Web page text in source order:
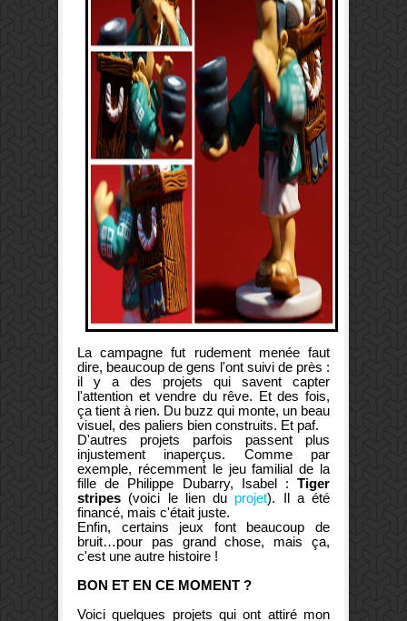
La campagne fut rudement menée faut
dire, beaucoup de gens l'ont suivi de près :
il y a des projets qui savent capter
l'attention et vendre du rêve. Et des fois,
ça tient à rien. Du buzz qui monte, un beau
visuel, des paliers bien construits. Et paf.
D'autres projets parfois passent plus
injustement inaperçus. Comme par
exemple, récemment le jeu familial de la
fille de Philippe Dubarry, Isabel : Tiger
stripes (voici le lien du projet). Il a été
financé, mais c'était juste.
Enfin, certains jeux font beaucoup de
bruit…pour pas grand chose, mais ça,
c'est une autre histoire !
BON ET EN CE MOMENT ?
Voici quelques projets qui ont attiré mon